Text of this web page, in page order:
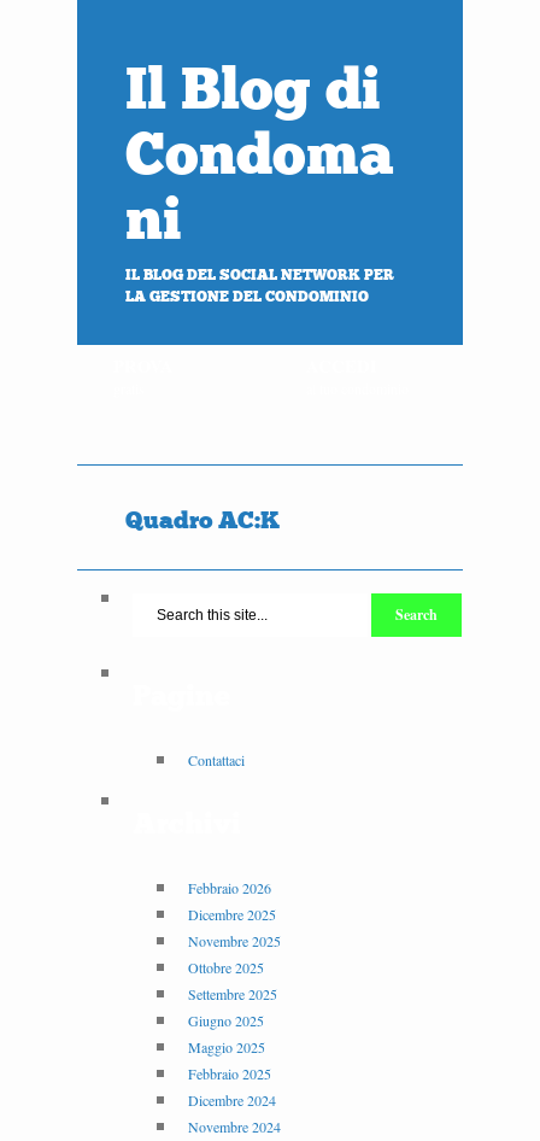
Il Blog di
Condoma
ni
IL BLOG DEL SOCIAL NETWORK PER
LA GESTIONE DEL CONDOMINIO
Quadro AC:K
Contattaci
Febbraio 2026
Dicembre 2025
Novembre 2025
Ottobre 2025
Settembre 2025
Giugno 2025
Maggio 2025
Febbraio 2025
Dicembre 2024
Novembre 2024